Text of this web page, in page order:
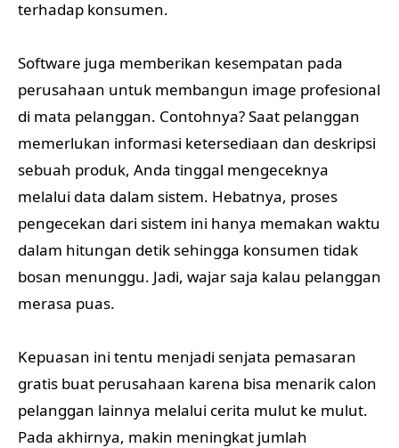
terhadap konsumen.
Software juga memberikan kesempatan pada
perusahaan untuk membangun image profesional
di mata pelanggan. Contohnya? Saat pelanggan
memerlukan informasi ketersediaan dan deskripsi
sebuah produk, Anda tinggal mengeceknya
melalui data dalam sistem. Hebatnya, proses
pengecekan dari sistem ini hanya memakan waktu
dalam hitungan detik sehingga konsumen tidak
bosan menunggu. Jadi, wajar saja kalau pelanggan
merasa puas.
Kepuasan ini tentu menjadi senjata pemasaran
gratis buat perusahaan karena bisa menarik calon
pelanggan lainnya melalui cerita mulut ke mulut.
Pada akhirnya, makin meningkat jumlah